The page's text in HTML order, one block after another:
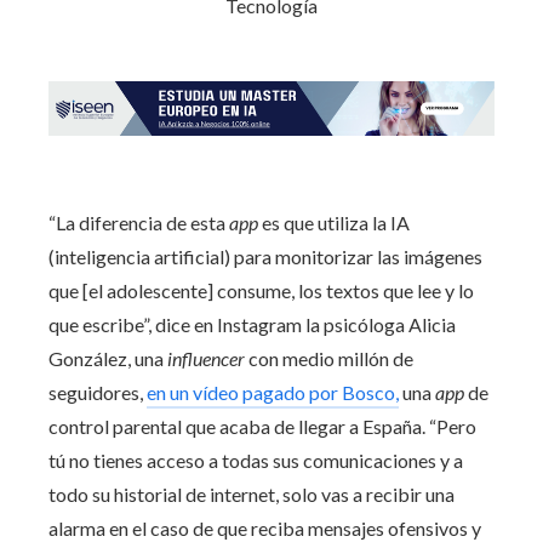
“La diferencia de estaappes que utiliza la IA
(inteligencia artificial) para monitorizar las imágenes
que [el adolescente] consume, los textos que lee y lo
que escribe”, dice en Instagram la psicóloga Alicia
González, una influencercon medio millón de
seguidores,en un vídeo pagado por Bosco,unaappde
control parental que acaba de llegar a España. “Pero
tú no tienes acceso a todas sus comunicaciones y a
todo su historial de internet, solo vas a recibir una
alarma en el caso de que reciba mensajes ofensivos y